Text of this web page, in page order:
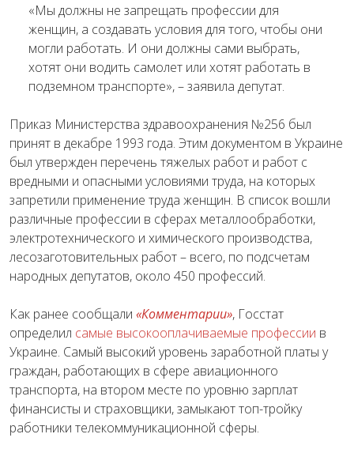
«Мы должны не запрещать профессии для
женщин, а создавать условия для того, чтобы они
могли работать. И они должны сами выбрать,
хотят они водить самолет или хотят работать в
подземном транспорте», – заявила депутат.
Приказ Министерства здравоохранения №256 был
принят в декабре 1993 года. Этим документом в Украине
был утвержден перечень тяжелых работ и работ с
вредными и опасными условиями труда, на которых
запретили применение труда женщин. В список вошли
различные профессии в сферах металлообработки,
электротехнического и химического производства,
лесозаготовительных работ – всего, по подсчетам
народных депутатов, около 450 профессий.
Как ранее сообщали «Комментарии», Госстат
определил самые высокооплачиваемые профессии в
Украине. Самый высокий уровень заработной платы у
граждан, работающих в сфере авиационного
транспорта, на втором месте по уровню зарплат
финансисты и страховщики, замыкают топ-тройку
работники телекоммуникационной сферы.